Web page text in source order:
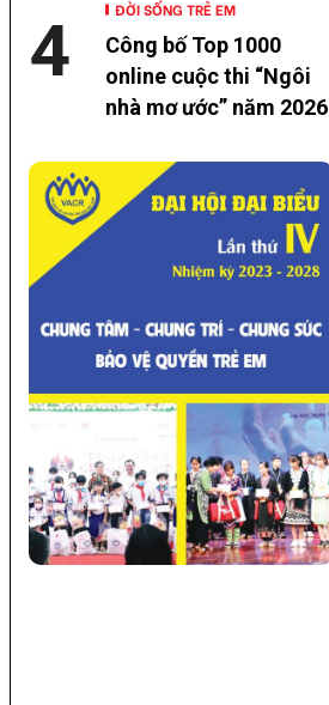
ĐỜI SỐNG TRẺ EM
Công bố Top 1000
online cuộc thi “Ngôi
nhà mơ ước” năm 2026
4